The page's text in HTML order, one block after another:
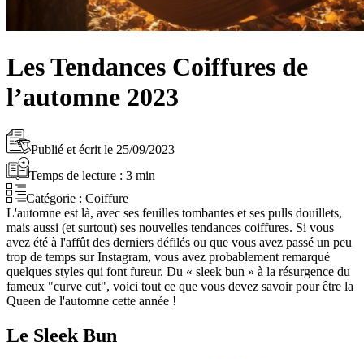
Les Tendances Coiffures de
l’automne 2023
Publié et écrit le 25/09/2023
Temps de lecture : 3 min
Catégorie : Coiffure
L'automne est là, avec ses feuilles tombantes et ses pulls douillets,
mais aussi (et surtout) ses nouvelles tendances coiffures. Si vous
avez été à l'affût des derniers défilés ou que vous avez passé un peu
trop de temps sur Instagram, vous avez probablement remarqué
quelques styles qui font fureur. Du « sleek bun » à la résurgence du
fameux "curve cut", voici tout ce que vous devez savoir pour être la
Queen de l'automne cette année !
Le Sleek Bun